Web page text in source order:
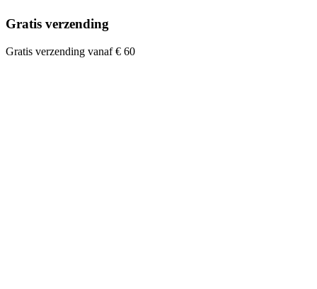
Gratis verzending
Gratis verzending vanaf € 60